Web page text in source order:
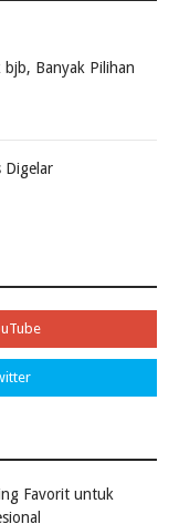
Banyak Pilihan
Digelar
Favorit untuk